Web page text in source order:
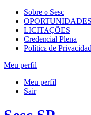
Sobre o Sesc
OPORTUNIDADES
LICITAÇÕES
Credencial Plena
Política de
Meu perfil
Meu perfil
Sair